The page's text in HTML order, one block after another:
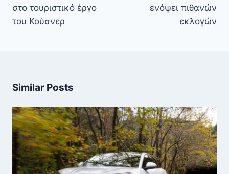
στο τουριστικό έργο
του Κούσνερ
ενόψει πιθανών
εκλογών
Similar Posts